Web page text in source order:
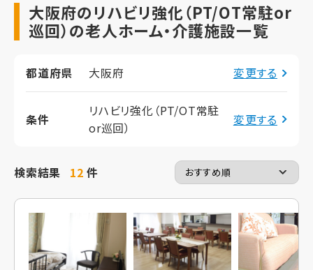
大阪府のリハビリ強化（PT/OT常駐or
巡回）の老人ホーム・介護施設一覧
都道府県 大阪府 変更する
条件
リハビリ強化（PT/OT常駐
or巡回）
変更する
検索結果 12件